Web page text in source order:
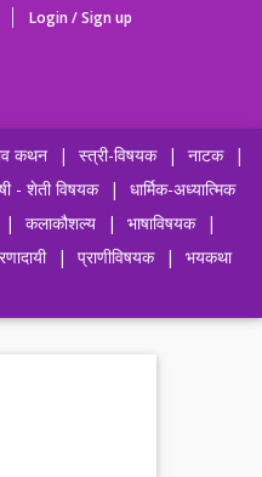
Login / Sign up
कथन | स्त्री-विषयक | नाटक
|
- शेती विषयक |
धार्मिक-अध्यात्मिक
| कलाकौशल्य | भाषाविषयक
|
| प्राणीविषयक |
भयकथा